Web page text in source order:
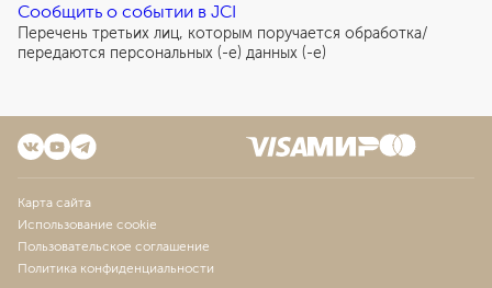
Сообщить о событии в JCI
Перечень третьих лиц, которым поручается обработка/
передаются персональных (-е) данных (-е)
Карта сайта
Использование cookie
Пользовательское соглашение
Политика конфиденциальности